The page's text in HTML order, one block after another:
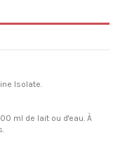
Isolate.
ml de lait ou d'eau. À